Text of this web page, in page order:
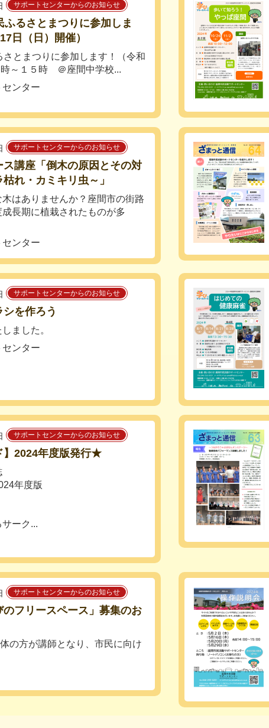
サポートセンターからのお知らせ
るさとまつりに参加しま
日（日）開催）
とまつりに参加します！（令和
～１５時 ＠座間中学校...
ンター
サポートセンターからのお知らせ
講座「倒木の原因とその対
れ・カミキリ虫～」
はありませんか？座間市の街路
長期に植栽されたものが多
ンター
サポートセンターからのお知らせ
を作ろう
ました。
ンター
サポートセンターからのお知らせ
2024年度版発行★
年度版
サーク...
サポートセンターからのお知らせ
フリースペース」募集のお
の方が講師となり、市民に向け